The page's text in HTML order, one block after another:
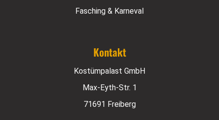
Fasching & Karneval
Kontakt
Kostümpalast GmbH
Max-Eyth-Str. 1
71691 Freiberg